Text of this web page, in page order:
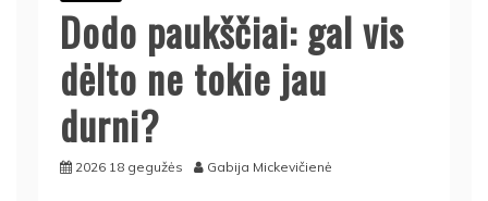
Dodo paukščiai: gal vis
dėlto ne tokie jau
durni?
2026 18 gegužės Gabija Mickevičienė